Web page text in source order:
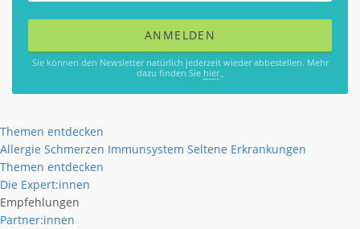
Sie können den Newsletter natürlich jederzeit wieder abbestellen. Mehr
dazu finden Sie hier.,
Themen entdecken
Allergie Schmerzen Immunsystem Seltene Erkrankungen
Themen entdecken
Die Expert:innen
Empfehlungen
Partner:innen